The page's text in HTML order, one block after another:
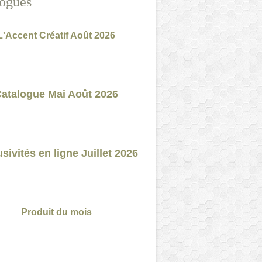
Créatif Août 2026
Mai Août 2026
en ligne Juillet 2026
Produit du mois